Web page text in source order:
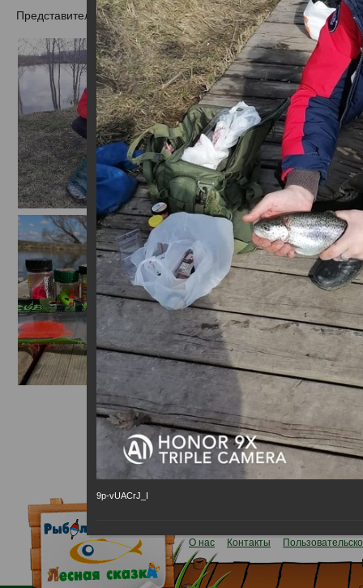
Представители рыболовного магазина "Трофей" открыли
О нас Контакты
9p-vUACrJ_I